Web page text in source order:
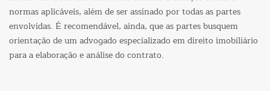
normas aplicáveis, além de ser assinado por todas as partes
envolvidas. É recomendável, ainda, que as partes busquem
orientação de um advogado especializado em direito imobiliário
para a elaboração e análise do contrato.